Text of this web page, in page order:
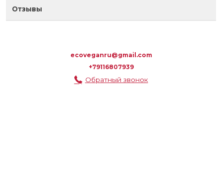
Отзывы
ecoveganru@gmail.com
+79116807939
Обратный звонок